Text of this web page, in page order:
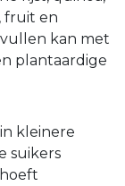
fruit en
kan met
plantaardige
kleinere
suikers